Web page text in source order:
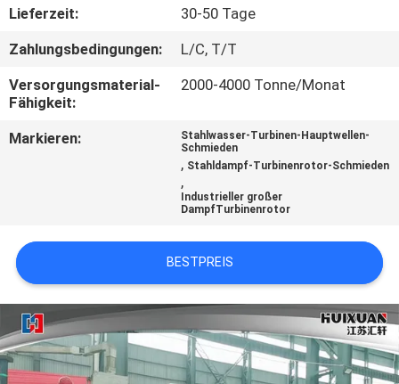
PRIVACY
POLICY
Lieferzeit:
30-50 Tage
Zahlungsbedingungen:
L/C, T/T
Versorgungsmaterial-
Fähigkeit:
2000-4000 Tonne/Monat
Markieren:
Stahlwasser-Turbinen-Hauptwellen-
Schmieden
, Stahldampf-Turbinenrotor-Schmieden
,
Industrieller großer
DampfTurbinenrotor
BESTPREIS